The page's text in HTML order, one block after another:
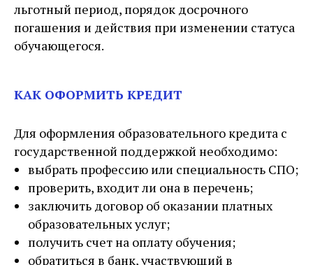
льготный период, порядок досрочного
погашения и действия при изменении статуса
обучающегося.
КАК ОФОРМИТЬ КРЕДИТ
Для оформления образовательного кредита с
государственной поддержкой необходимо:
выбрать профессию или специальность СПО;
проверить, входит ли она в перечень;
заключить договор об оказании платных
образовательных услуг;
получить счет на оплату обучения;
обратиться в банк, участвующий в